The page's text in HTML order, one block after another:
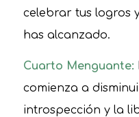
celebrar tus logros
has alcanzado.
Cuarto Menguante:
comienza a
introspección y la